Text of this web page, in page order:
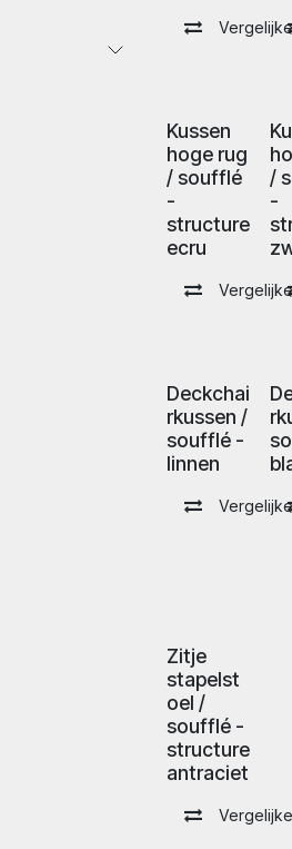
Kussen
hoge rug
/ soufflé
-
structure
ecru
/
-
Deckchai
rkussen /
soufflé -
linnen
Zitje
stapelst
oel /
soufflé -
structure
antraciet